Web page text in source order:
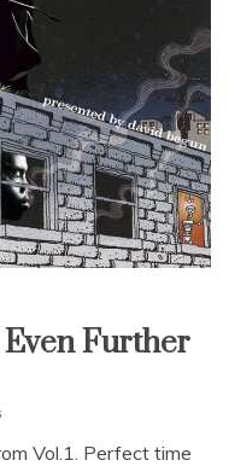
Further
Vol.1. Perfect time